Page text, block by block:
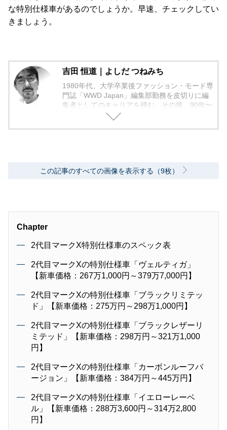
な特別仕様車があるのでしょうか。早速、チェックしてい
きましょう。
吉田 恒道｜よしだ つねみち
1980年代、大学卒業後ファッション・モード専
門誌「WWD Japan」編集部勤務を皮切りに編
集者としてのキャリアを積む。その後、90年〜
2000年代、中堅出版社ダイヤモンド社の自動車
この記事のすべての画像を表示する（9枚）
Chapter
2代目マークX特別仕様車のスペック表
2代目マークXの特別仕様車「ヴェルティガ」
【新車価格：267万1,000円～379万7,000円】
2代目マークXの特別仕様車「ブラックリミテッ
ド」【新車価格：275万円～298万1,000円】
2代目マークXの特別仕様車「ブラックレザーリ
ミテッド」【新車価格：298万円～321万1,000
円】
2代目マークXの特別仕様車「カーボンルーフバ
ージョン」【新車価格：384万円～445万円】
2代目マークXの特別仕様車「イエローレーベ
ル」【新車価格：288万3,600円～314万2,800
円】